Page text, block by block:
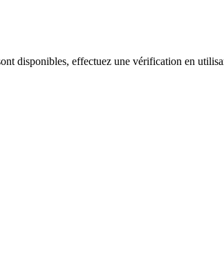
disponibles, effectuez une vérification en